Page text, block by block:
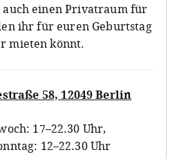
auch einen Privatraum für
ihr für euren Geburtstag
mieten könnt.
58, 12049 Berlin
17–22.30 Uhr,
12–22.30 Uhr